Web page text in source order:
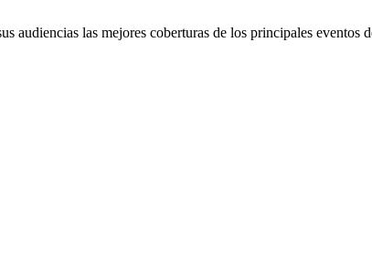
audiencias las mejores coberturas de los principales eventos